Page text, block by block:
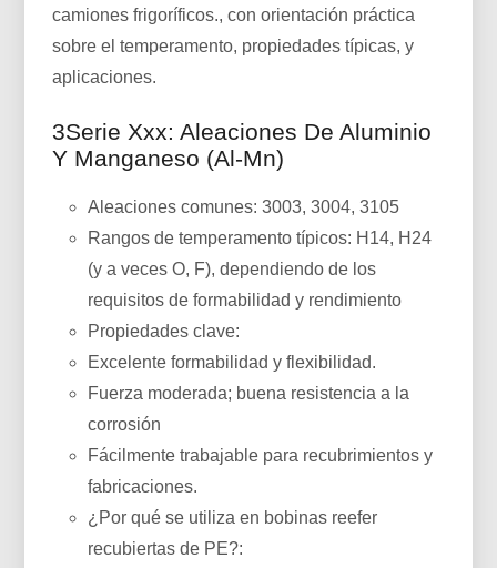
camiones frigoríficos., con orientación práctica
sobre el temperamento, propiedades típicas, y
aplicaciones.
3Serie Xxx: Aleaciones De Aluminio
Y Manganeso (Al-Mn)
Aleaciones comunes: 3003, 3004, 3105
Rangos de temperamento típicos: H14, H24
(y a veces O, F), dependiendo de los
requisitos de formabilidad y rendimiento
Propiedades clave:
Excelente formabilidad y flexibilidad.
Fuerza moderada; buena resistencia a la
corrosión
Fácilmente trabajable para recubrimientos y
fabricaciones.
¿Por qué se utiliza en bobinas reefer
recubiertas de PE?: